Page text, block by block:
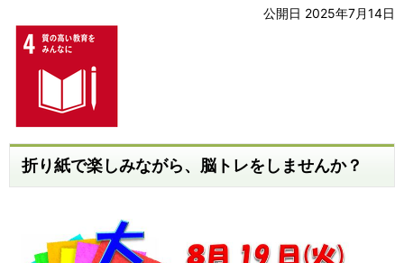
公開日 2025年7月14日
折り紙で楽しみながら、脳トレをしませんか？